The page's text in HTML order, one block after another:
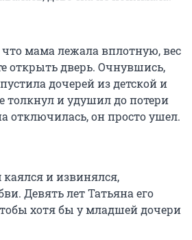
мама лежала вплотную, вес
открыть дверь. Очнувшись,
дочерей из детской и
толкнул и удушил до потери
отключилась, он просто ушел.
и извинялся,
Девять лет Татьяна его
хотя бы у младшей дочери